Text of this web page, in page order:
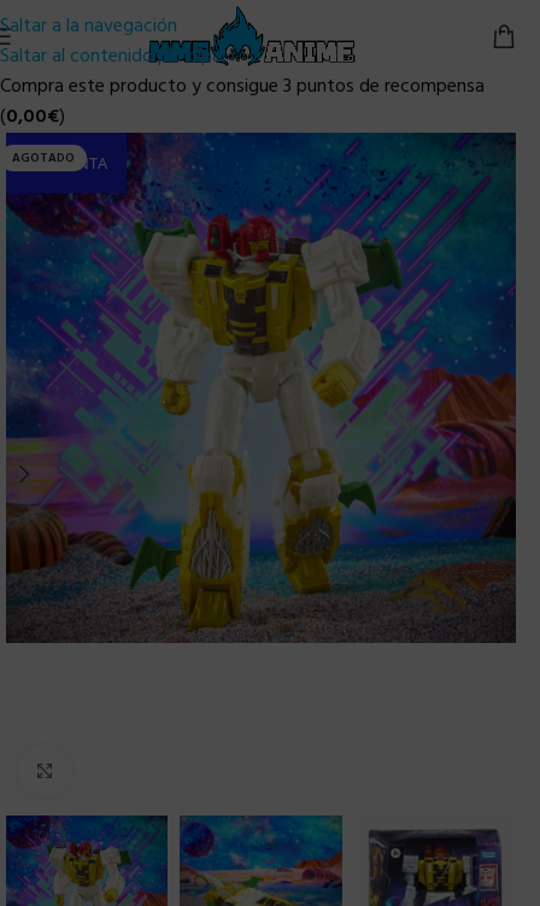
Saltar a la navegación
Saltar al contenido principal
Compra este producto y consigue 3 puntos de recompensa
(0,00€)
AGOTADO
PRE-VENTA